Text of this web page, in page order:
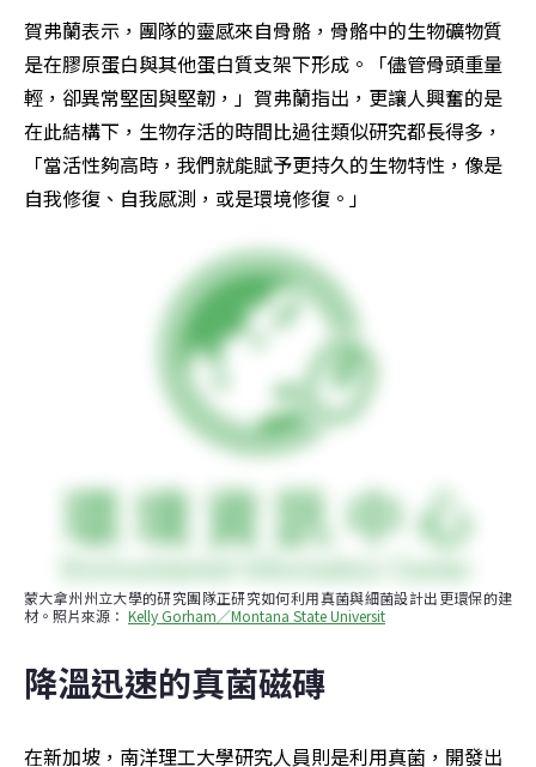
賀弗蘭表示，團隊的靈感來自骨骼，骨骼中的生物礦物質
是在膠原蛋白與其他蛋白質支架下形成。「儘管骨頭重量
輕，卻異常堅固與堅韌，」賀弗蘭指出，更讓人興奮的是
在此結構下，生物存活的時間比過往類似研究都長得多，
「當活性夠高時，我們就能賦予更持久的生物特性，像是
自我修復、自我感測，或是環境修復。」
蒙大拿州州立大學的研究團隊正研究如何利用真菌與細菌設計出更環保的建
材。照片來源： Kelly Gorham／Montana State Universit
降溫迅速的真菌磁磚
在新加坡，南洋理工大學研究人員則是利用真菌，開發出